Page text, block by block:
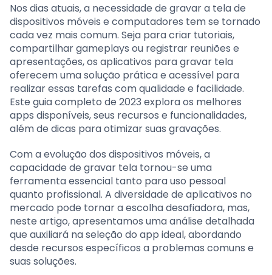
Nos dias atuais, a necessidade de gravar a tela de
dispositivos móveis e computadores tem se tornado
cada vez mais comum. Seja para criar tutoriais,
compartilhar gameplays ou registrar reuniões e
apresentações, os aplicativos para gravar tela
oferecem uma solução prática e acessível para
realizar essas tarefas com qualidade e facilidade.
Este guia completo de 2023 explora os melhores
apps disponíveis, seus recursos e funcionalidades,
além de dicas para otimizar suas gravações.
Com a evolução dos dispositivos móveis, a
capacidade de gravar tela tornou-se uma
ferramenta essencial tanto para uso pessoal
quanto profissional. A diversidade de aplicativos no
mercado pode tornar a escolha desafiadora, mas,
neste artigo, apresentamos uma análise detalhada
que auxiliará na seleção do app ideal, abordando
desde recursos específicos a problemas comuns e
suas soluções.